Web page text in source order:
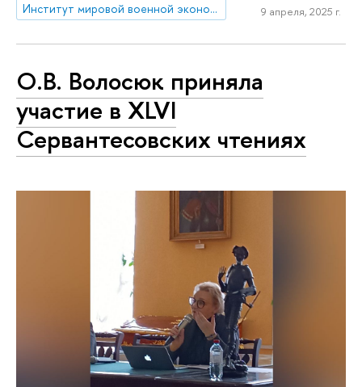
Институт мировой военной экономики и стратегии
9 апреля, 2025 г.
О.В. Волосюк приняла
участие в XLVI
Сервантесовских чтениях